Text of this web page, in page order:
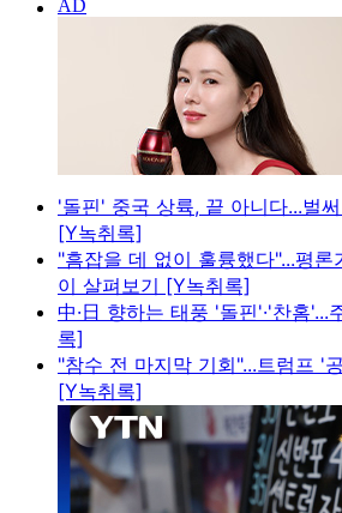
'돌핀' 중국 상륙, 끝 아니다...벌
[Y녹취록]
"흠잡을 데 없이 훌륭했다"...평론
이 살펴보기 [Y녹취록]
中·日 향하는 태풍 '돌핀'·'찬홈'...
록]
"참수 전 마지막 기회"...트럼프 '
[Y녹취록]